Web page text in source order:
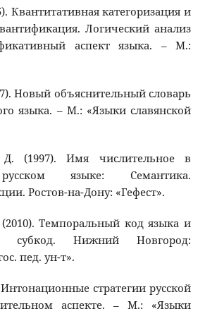
Квантитативная категоризация и
Логический анализ
аспект языка. – М.:
Новый объяснительный словарь
языка. – М.: «Языки славянской
(1997). Имя числительное в
языке: Семантика.
Ростов-на-Дону: «Гефест».
Темпоральный код языка и
субкод. Нижний Новгород:
пед. ун-т».
стратегии русской
аспекте. – М.: «Языки